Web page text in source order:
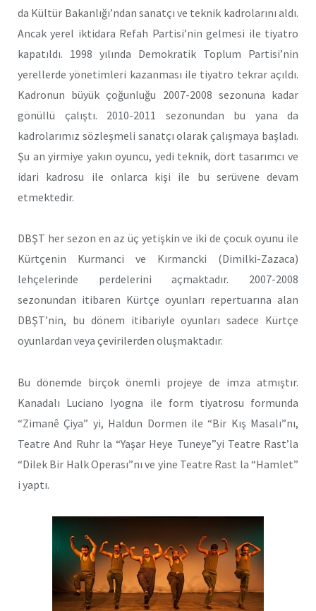
da Kültür Bakanlığı’ndan sanatçı ve teknik kadrolarını aldı.
Ancak yerel iktidara Refah Partisi’nin gelmesi ile tiyatro
kapatıldı. 1998 yılında Demokratik Toplum Partisi’nin
yerellerde yönetimleri kazanması ile tiyatro tekrar açıldı.
Kadronun büyük çoğunluğu 2007-2008 sezonuna kadar
gönüllü çalıştı. 2010-2011 sezonundan bu yana da
kadrolarımız sözleşmeli sanatçı olarak çalışmaya başladı.
Şu an yirmiye yakın oyuncu, yedi teknik, dört tasarımcı ve
idari kadrosu ile onlarca kişi ile bu serüvene devam
etmektedir.
DBŞT her sezon en az üç yetişkin ve iki de çocuk oyunu ile
Kürtçenin Kurmanci ve Kırmancki (Dimilki-Zazaca)
lehçelerinde perdelerini açmaktadır. 2007-2008
sezonundan itibaren Kürtçe oyunları repertuarına alan
DBŞT’nin, bu dönem itibariyle oyunları sadece Kürtçe
oyunlardan veya çevirilerden oluşmaktadır.
Bu dönemde birçok önemli projeye de imza atmıştır.
Kanadalı Luciano Iyogna ile form tiyatrosu formunda
“Zimanê Çiya” yi, Haldun Dormen ile “Bir Kış Masalı”nı,
Teatre And Ruhr la “Yaşar Heye Tuneye”yi Teatre Rast’la
“Dilek Bir Halk Operası”nı ve yine Teatre Rast la “Hamlet”
i yaptı.